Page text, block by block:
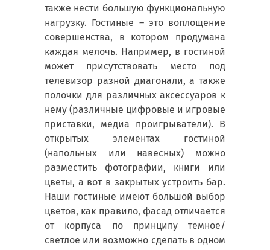
также нести большую функциональную
нагрузку. Гостиные – это воплощение
совершенства, в котором продумана
каждая мелочь. Например, в гостиной
может присутствовать место под
телевизор разной диагонали, а также
полочки для различных аксессуаров к
нему (различные цифровые и игровые
приставки, медиа проигрыватели). В
открытых элементах гостиной
(напольных или навесных) можно
разместить фотографии, книги или
цветы, а вот в закрытых устроить бар.
Наши гостиные имеют большой выбор
цветов, как правило, фасад отличается
от корпуса по принципу темное/
светлое или возможно сделать в одном